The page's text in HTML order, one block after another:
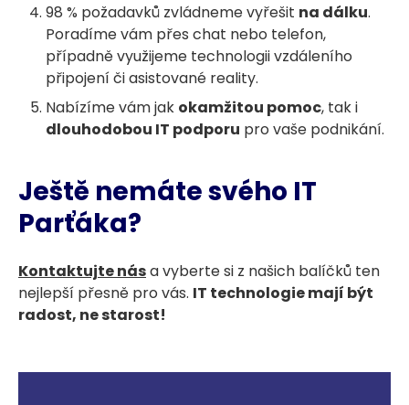
98 % požadavků zvládneme vyřešit na dálku.
Poradíme vám přes chat nebo telefon,
případně využijeme technologii vzdáleního
připojení či asistované reality.
Nabízíme vám jak okamžitou pomoc, tak i
dlouhodobou IT podporu pro vaše podnikání.
Ještě nemáte svého IT
Parťáka?
Kontaktujte nása vyberte si z našich balíčků ten
nejlepší přesně pro vás. IT technologie mají být
radost, ne starost!